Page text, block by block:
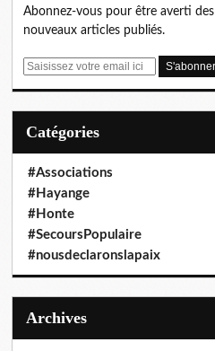
Abonnez-vous pour être averti des
nouveaux articles publiés.
E
Catégories
#Associations
#Hayange
#Honte
#SecoursPopulaire
#nousdeclaronslapaix
Archives